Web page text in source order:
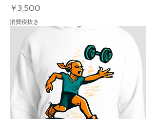
価格
￥3,500
消費税抜き